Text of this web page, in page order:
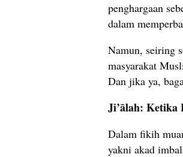
penghargaan
dalam
Namun, seiring
masyarakat
Dan jika ya,
Ji’ālah: Ketika
Dalam fikih
yakni akad